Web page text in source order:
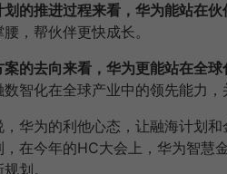
划的推进过程来看，华为能站在
，帮伙伴更快成长。
案的去向来看，华为更能站在全
数智化在全球产业中的领先能力
，华为的利他心态，让融海计划
，在今年的HC大会上，华为智慧
划。